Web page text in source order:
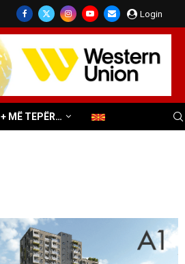
Login
+ MË TEPËR…